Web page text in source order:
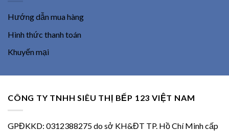
Hướng dẫn mua hàng
Hình thức thanh toán
Khuyến mại
CÔNG TY TNHH SIÊU THỊ BẾP 123 VIỆT NAM
GPĐKKD: 0312388275 do sở KH&ĐT TP. Hồ Chí Minh cấp